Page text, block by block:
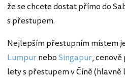
že se chcete dostat přímo do
s přestupem.
Nejlepším přestupním místem
LumpurneboSingapur,
lety s přestupem v Číně (hlavně